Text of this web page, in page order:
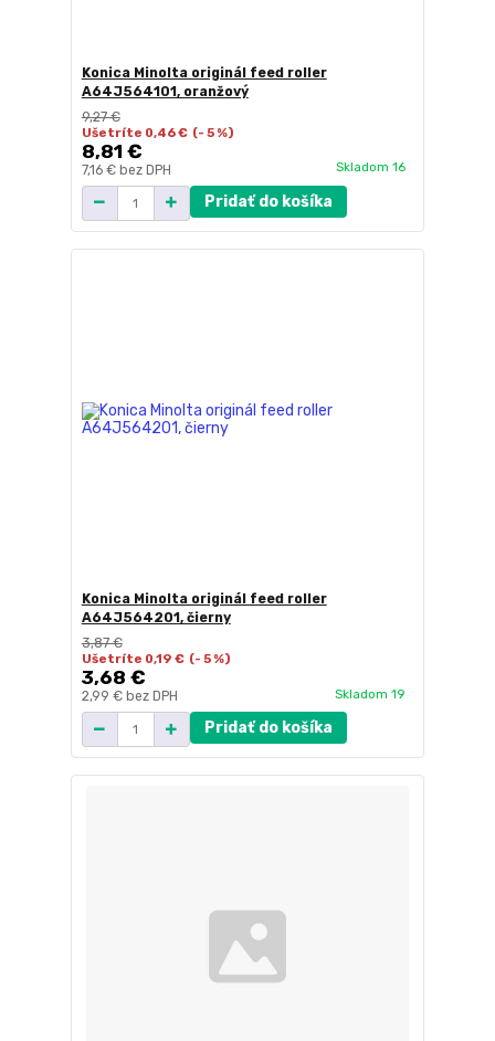
Konica Minolta originál feed roller
A64J564101, oranžový
9,27 €
Ušetríte 0,46 € (- 5 %)
8,81 €
7,16 € bez DPH Skladom 16
Pridať do košíka
Konica Minolta originál feed roller
A64J564201, čierny
3,87 €
Ušetríte 0,19 € (- 5 %)
3,68 €
2,99 € bez DPH Skladom 19
Pridať do košíka